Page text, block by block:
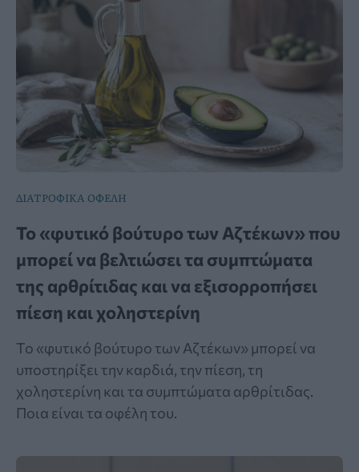
ΔΙΑΤΡΟΦΙΚΑ ΟΦΕΛΗ
Το «φυτικό βούτυρο των Αζτέκων» που
μπορεί να βελτιώσει τα συμπτώματα
της αρθρίτιδας και να εξισορροπήσει
πίεση και χοληστερίνη
Το «φυτικό βούτυρο των Αζτέκων» μπορεί να
υποστηρίξει την καρδιά, την πίεση, τη
χοληστερίνη και τα συμπτώματα αρθρίτιδας.
Ποια είναι τα οφέλη του.